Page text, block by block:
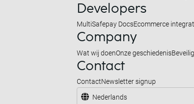
Developers
MultiSafepay DocsEcommerce
Company
Wat wij doenOnze geschiedenis
Contact
ContactNewsletter signup
Nederlands